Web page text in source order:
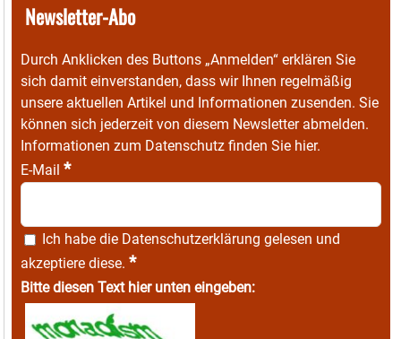
Newsletter-Abo
Durch Anklicken des Buttons „Anmelden“ erklären Sie
sich damit einverstanden, dass wir Ihnen regelmäßig
unsere aktuellen Artikel und Informationen zusenden. Sie
können sich jederzeit von diesem Newsletter abmelden.
Informationen zum Datenschutz finden Sie hier.
E-Mail *
Ich habe die Datenschutzerklärung gelesen und
akzeptiere diese. *
Bitte diesen Text hier unten eingeben: